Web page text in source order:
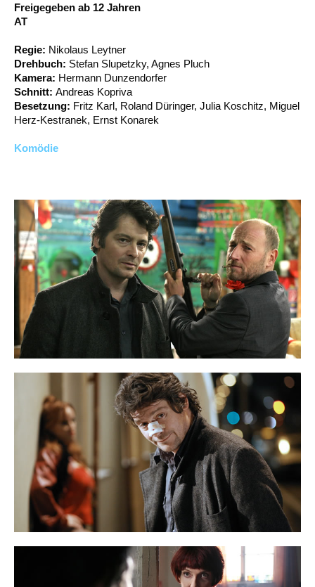
Freigegeben ab 12 Jahren
AT
Regie: Nikolaus Leytner
Drehbuch: Stefan Slupetzky, Agnes Pluch
Kamera: Hermann Dunzendorfer
Schnitt: Andreas Kopriva
Besetzung: Fritz Karl, Roland Düringer, Julia Koschitz, Miguel
Herz-Kestranek, Ernst Konarek
Komödie